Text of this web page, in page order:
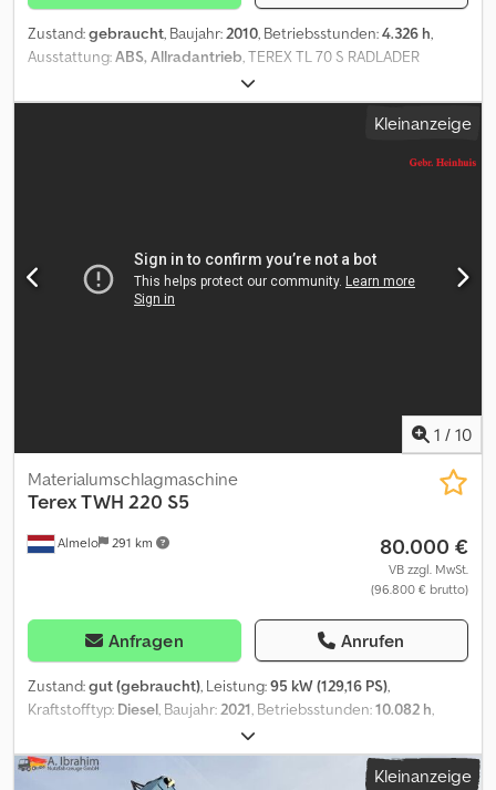
Zustand:gebraucht, Baujahr: 2010, Betriebsstunden:4.326 h,
Ausstattung:ABS, Allradantrieb , TEREX TL 70 S RADLADER
Dwedswilx Repfx Anmoa Importiert / Unfallfrei SEHR GUTER
ZUSTAND! ? BAUJAHR: 2010 ? BETRIEBSSTUNDEN: 4.326 Std TEL: *
KUBA – POLNISCH, ENGLISCH, DEUTSCH, ITALIENISCH *
– UNGARISCH * COSTEL – RUMÄNISCH (Rumänisch: Wir erledigen
Kleinanzeige
1 / 10
Almelo 291 km
Materialumschlagmaschine
TerexTWH 220 S5
80.000 €
VB zzgl. MwSt.
(96.800 € brutto)
Anfragen Anrufen
Zustand:gut (gebraucht), Leistung:95 kW (129,16 PS),
Kraftstofftyp: Diesel, Baujahr:2021, Betriebsstunden:10.082 h,
, = Weitere Optionen und Zubehör = - 3.
Ventil - 4. Ventil - Geschlossene Kabine - Zentralschmierung =
Anmerkungen = Terex TWH 220 S5. Year: 2021. Hours: 10.082.Kleinanzeige